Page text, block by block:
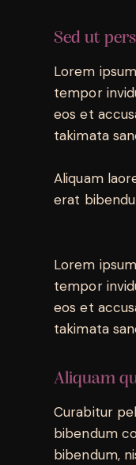
Sed ut
Lorem
tempor
eos et
takimata
Aliquam
erat
Lorem
tempor
eos et
takimata
Aliquam
Curabitur
bibendum
bibendum,